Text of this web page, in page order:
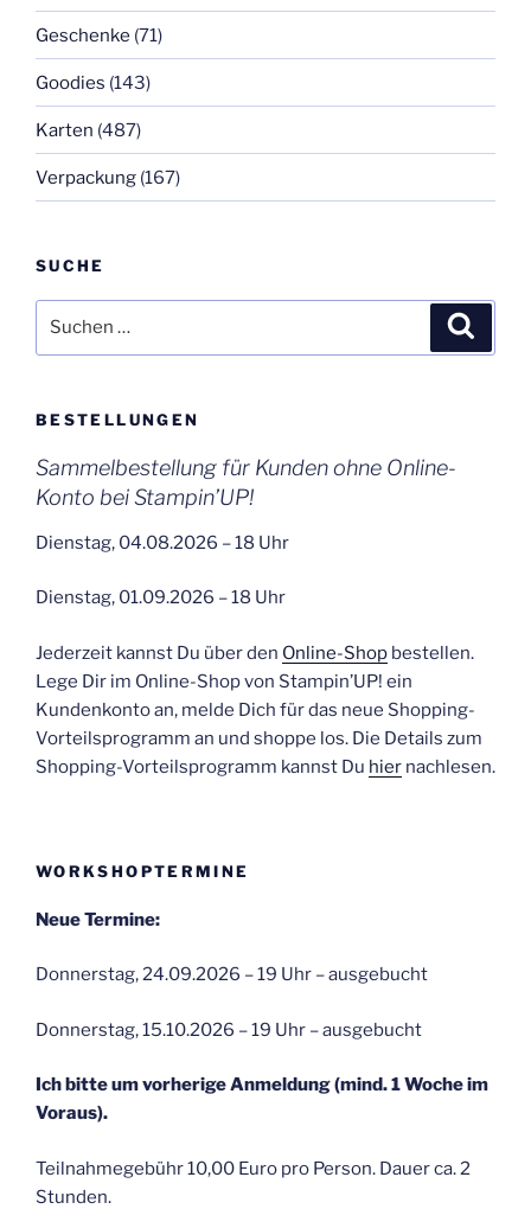
Geschenke (71)
Goodies (143)
Karten (487)
Verpackung (167)
SUCHE
nach:
BESTELLUNGEN
Sammelbestellung für Kunden ohne Online-
Konto bei Stampin’UP!
Dienstag, 04.08.2026 – 18 Uhr
Dienstag, 01.09.2026 – 18 Uhr
Jederzeit kannst Du über den Online-Shop bestellen.
Lege Dir im Online-Shop von Stampin’UP! ein
Kundenkonto an, melde Dich für das neue Shopping-
Vorteilsprogramm an und shoppe los. Die Details zum
Shopping-Vorteilsprogramm kannst Du hier nachlesen.
WORKSHOPTERMINE
Neue Termine:
Donnerstag, 24.09.2026 – 19 Uhr – ausgebucht
Donnerstag, 15.10.2026 – 19 Uhr – ausgebucht
Ich bitte um vorherige Anmeldung (mind. 1 Woche im
Voraus).
Teilnahmegebühr 10,00 Euro pro Person. Dauer ca. 2
Stunden.